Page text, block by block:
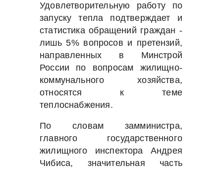
Удовлетворительную работу по
запуску тепла подтверждает и
статистика обращений граждан -
лишь 5% вопросов и претензий,
направленных в Минстрой
России по вопросам жилищно-
коммунального хозяйства,
относятся к теме
теплоснабжения.
По словам замминистра,
главного государственного
жилищного инспектора Андрея
Чибиса, значительная часть